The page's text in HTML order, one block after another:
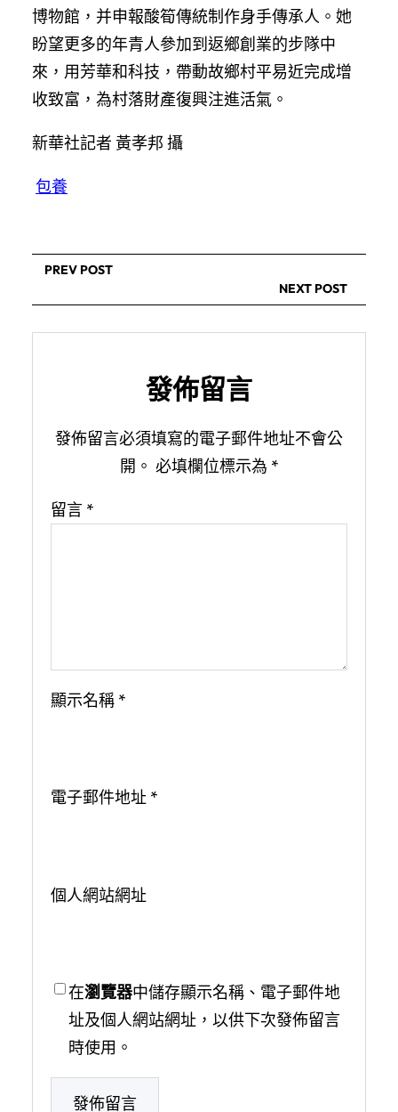
博物館，并申報酸筍傳統制作身手傳承人。她
盼望更多的年青人參加到返鄉創業的步隊中
來，用芳華和科技，帶動故鄉村平易近完成增
收致富，為村落財產復興注進活氣。
新華社記者 黃孝邦 攝
包養
PREV POST
NEXT POST
發佈留言
發佈留言必須填寫的電子郵件地址不會公
開。 必填欄位標示為 *
留言 *
顯示名稱 *
電子郵件地址 *
個人網站網址
在瀏覽器中儲存顯示名稱、電子郵件地
址及個人網站網址，以供下次發佈留言
時使用。